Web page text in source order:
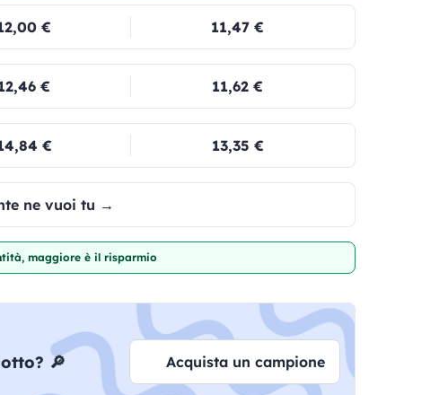
€ 11,47 €
€ 11,62 €
€ 13,35 €
ne vuoi tu →
maggiore è il risparmio
🔎 Acquista un campione